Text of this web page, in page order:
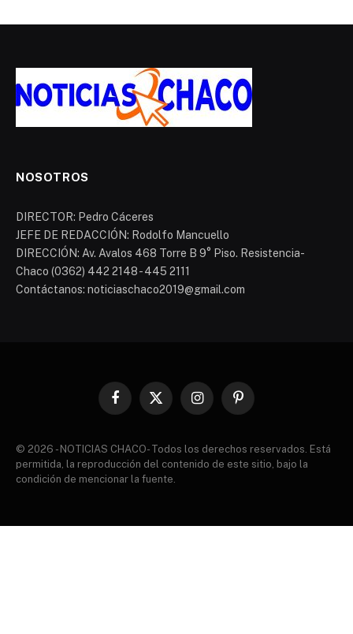
NOSOTROS
DIRECTOR: Pedro Cáceres
JEFE DE REDACCIÓN: Rodolfo Mancuello
DIRECCIÓN: Av. Avalos 468 Torre B 9° Piso. Resistencia-
Chaco (0362) 442 2148 - 445 2111
Contáctanos: noticiaschaco2019@gmail.com
Facebook
X
InstagramPinterest
© 2026 - NOTICIAS CHACO- Todos los derechos reservados. Está
permitida, la reproducción del contenido de este sitio, bajo la
condición de mencionar la fuente.